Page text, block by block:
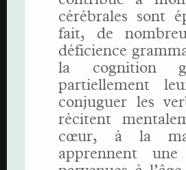
cérébrales sont
fait, de
déficience
la cognition
partiellement
conjuguer les
récitent
cœur, à la
apprennent